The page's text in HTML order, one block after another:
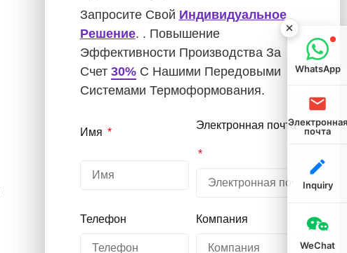
Запросите Свой Индивидуальное
Решение. . Повышение
Эффективности Производства За
Счет 30%С Нашими Передовыми
Системами Термоформования.
Имя
Электронная почта
Телефон Компания
WhatsApp
Электронная
почта
Inquiry
WeChat